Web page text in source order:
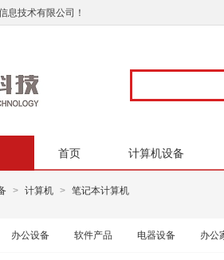
息技术有限公司！
首页 计算机设备
> 计算机 > 笔记本计算机
办公设备 软件产品 电器设备 办公